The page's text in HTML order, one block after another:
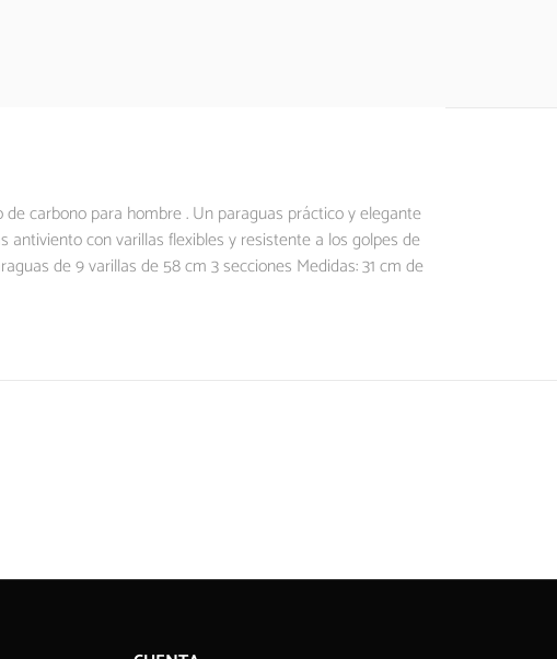
carbono para hombre . Un paraguas práctico y elegante
con varillas flexibles y resistente a los golpes de
de 9 varillas de 58 cm 3 secciones Medidas: 31 cm de